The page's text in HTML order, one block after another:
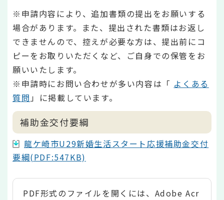
※申請内容により、追加書類の提出をお願いする
場合があります。また、提出された書類はお返し
できませんので、控えが必要な方は、提出前にコ
ピーをお取りいただくなど、ご自身での保管をお
願いいたします。
※申請時にお問い合わせが多い内容は「 よくある
質問 」に掲載しています。
補助金交付要綱
龍ケ崎市U29新婚生活スタート応援補助金交付
要綱(PDF:547KB)
PDF形式のファイルを開くには、Adobe Acr